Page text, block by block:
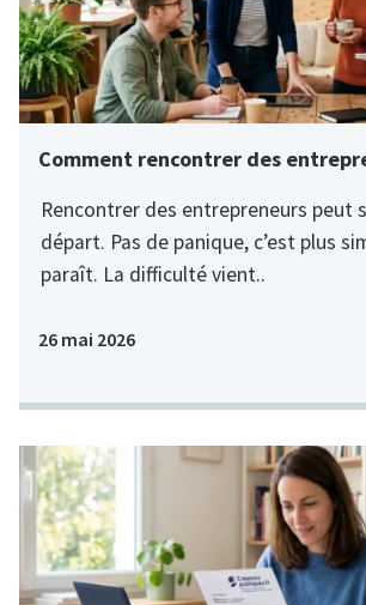
Comment rencontrer des
Rencontrer des entrepreneurs peut
départ. Pas de panique, c’est plus
paraît. La difficulté vient..
26 mai 2026